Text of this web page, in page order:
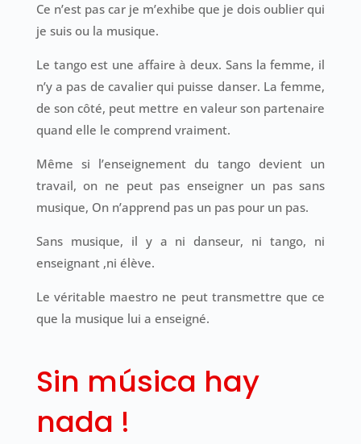
Ce n’est pas car je m’exhibe que je dois oublier qui
je suis ou la musique.
Le tango est une affaire à deux. Sans la femme, il
n’y a pas de cavalier qui puisse danser. La femme,
de son côté, peut mettre en valeur son partenaire
quand elle le comprend vraiment.
Même si l’enseignement du tango devient un
travail, on ne peut pas enseigner un pas sans
musique, On n’apprend pas un pas pour un pas.
Sans musique, il y a ni danseur, ni tango, ni
enseignant ,ni élève.
Le véritable maestro ne peut transmettre que ce
que la musique lui a enseigné.
Sin música hay
nada !